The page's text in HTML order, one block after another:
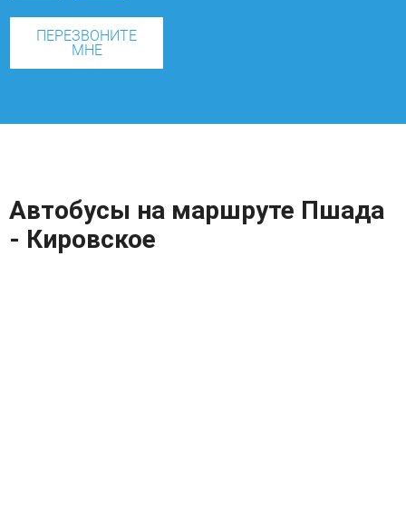
ПЕРЕЗВОНИТЕ
МНЕ
Автобусы на маршруте Пшада
- Кировское